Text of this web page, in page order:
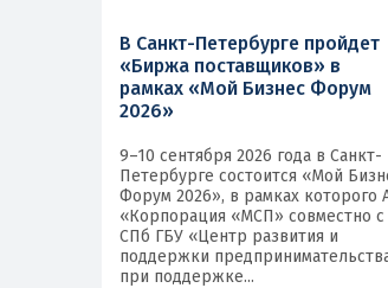
В Санкт-Петербурге пройдет
«Биржа поставщиков» в
рамках «Мой Бизнес Форум
2026»
9–10 сентября 2026 года в Санкт-
Петербурге состоится «Мой
Форум 2026», в рамках которого
«Корпорация «МСП» совместно с
СПб ГБУ «Центр развития и
поддержки
при поддержке...